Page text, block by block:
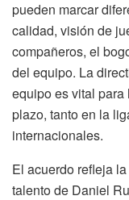
pueden marcar
calidad, visión de
compañeros, el
del equipo. La
equipo es vital
plazo, tanto en la
internacionales.
El acuerdo refleja
talento de Daniel